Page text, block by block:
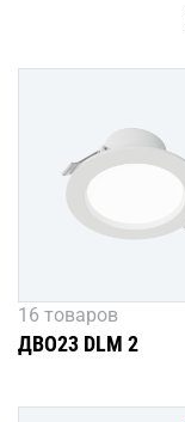
16 товаров
ДВО23 DLM 2